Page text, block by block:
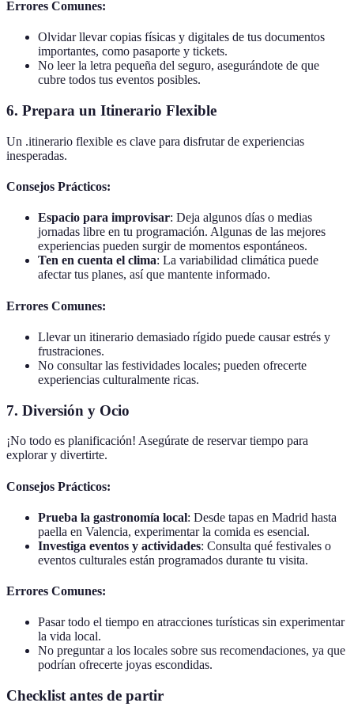
Errores Comunes:
Olvidar llevar copias físicas y digitales de tus documentos
importantes, como pasaporte y tickets.
No leer la letra pequeña del seguro, asegurándote de que
cubre todos tus eventos posibles.
6. Prepara un Itinerario Flexible
Un .itinerario flexible es clave para disfrutar de experiencias
inesperadas.
Consejos Prácticos:
Espacio para improvisar: Deja algunos días o medias
jornadas libre en tu programación. Algunas de las mejores
experiencias pueden surgir de momentos espontáneos.
Ten en cuenta el clima: La variabilidad climática puede
afectar tus planes, así que mantente informado.
Errores Comunes:
Llevar un itinerario demasiado rígido puede causar estrés y
frustraciones.
No consultar las festividades locales; pueden ofrecerte
experiencias culturalmente ricas.
7. Diversión y Ocio
¡No todo es planificación! Asegúrate de reservar tiempo para
explorar y divertirte.
Consejos Prácticos:
Prueba la gastronomía local: Desde tapas en Madrid hasta
paella en Valencia, experimentar la comida es esencial.
Investiga eventos y actividades: Consulta qué festivales o
eventos culturales están programados durante tu visita.
Errores Comunes:
Pasar todo el tiempo en atracciones turísticas sin experimentar
la vida local.
No preguntar a los locales sobre sus recomendaciones, ya que
podrían ofrecerte joyas escondidas.
Checklist antes de partir